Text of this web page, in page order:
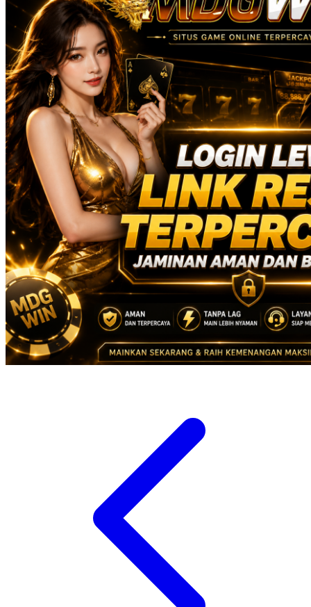
Real Shades
Red Castle
Ribbon Madness
S
Seribu Paras
Silver Cross
Skip Hop
Soohoo
Spectra
Squishmallows
Stick-O
Stokke
Suavinex
Sudocrem
Sumimo
Sunnylife
Tommee Tippee
Tutti Bambini
Twistshake